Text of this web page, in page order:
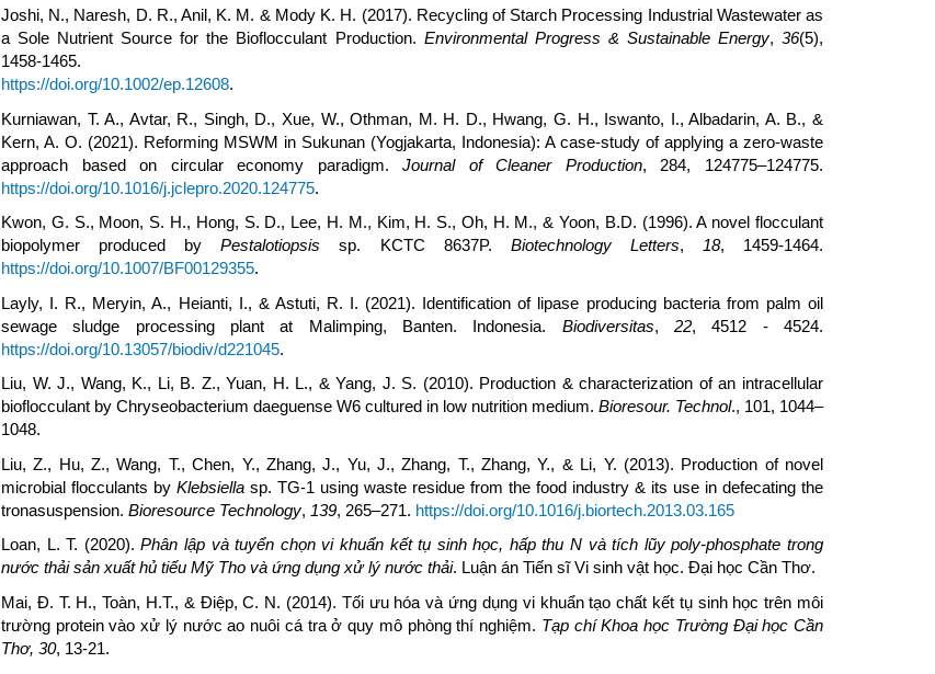
Joshi, N., Naresh, D. R., Anil, K. M. & Mody K. H. (2017). Recycling of Starch Processing Industrial Wastewater as
a Sole Nutrient Source for the Bioflocculant Production. Environmental Progress & Sustainable Energy,36(5),
1458-1465.
https://doi.org/10.1002/ep.12608.
Kurniawan, T. A., Avtar, R., Singh, D., Xue, W., Othman, M. H. D., Hwang, G. H., Iswanto, I., Albadarin, A. B., &
Kern, A. O. (2021). Reforming MSWM in Sukunan (Yogjakarta, Indonesia): A case-study of applying a zero-waste
approach based on circular economy paradigm.Journal of Cleaner Production, 284, 124775–124775.
https://doi.org/10.1016/j.jclepro.2020.124775.
Kwon, G. S., Moon, S. H., Hong, S. D., Lee, H. M., Kim, H. S., Oh, H. M., & Yoon, B.D. (1996). A novel flocculant
biopolymer produced byPestalotiopsis sp. KCTC 8637P. Biotechnology Letters, 18, 1459-1464.
https://doi.org/10.1007/BF00129355.
Layly, I. R., Meryin, A., Heianti, I., & Astuti, R. I. (2021). Identification of lipase producing bacteria from palm oil
sewage sludge processing plant at Malimping, Banten. Indonesia. Biodiversitas,22, 4512 - 4524.
https://doi.org/10.13057/biodiv/d221045.
Liu, W. J., Wang, K., Li, B. Z., Yuan, H. L., & Yang, J. S. (2010). Production & characterization of an intracellular
bioflocculant by Chryseobacterium daeguense W6 cultured in low nutrition medium. Bioresour. Technol., 101, 1044–
1048.
Liu, Z., Hu, Z., Wang, T., Chen, Y., Zhang, J., Yu, J., Zhang, T., Zhang, Y., & Li, Y. (2013). Production of novel
microbial flocculants by Klebsiella sp. TG-1 using waste residue from the food industry & its use in defecating the
tronasuspension. Bioresource Technology, 139, 265–271. https://doi.org/10.1016/j.biortech.2013.03.165
Loan, L. T. (2020).Phân lập và tuyển chọn vi khuẩn kết tụ sinh học, hấp thu N và tích lũy poly-phosphate trong
nước thải sản xuất hủ tiếu Mỹ Tho và ứng dụng xử lý nước thải. Luận án Tiến sĩ Vi sinh vật học. Đại học Cần Thơ.
Mai, Đ. T. H., Toàn, H.T., & Điệp, C. N. (2014). Tối ưu hóa và ứng dụng vi khuẩn tạo chất kết tụ sinh học trên môi
trường protein vào xử lý nước ao nuôi cá tra ở quy mô phòng thí nghiệm. Tạp chí Khoa học Trường Đại học Cần
Thơ, 30, 13-21.